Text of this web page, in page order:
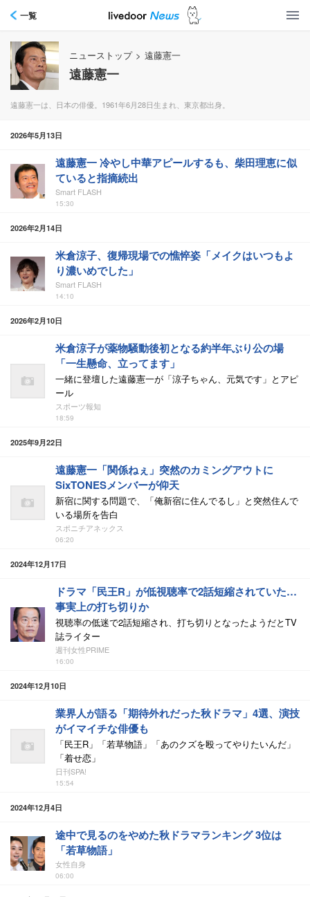
一覧
ニューストップ > 遠藤憲一
遠藤憲一
遠藤憲一は、日本の俳優。1961年6月28日生まれ、東京都出身。
2026年5月13日
遠藤憲一 冷やし中華アピールするも、柴田理恵に似
ていると指摘続出
Smart FLASH
15:30
2026年2月14日
米倉涼子、復帰現場での憔悴姿「メイクはいつもよ
り濃いめでした」
Smart FLASH
14:10
2026年2月10日
米倉涼子が薬物騒動後初となる約半年ぶり公の場
「一生懸命、立ってます」
一緒に登壇した遠藤憲一が「涼子ちゃん、元気です」とアピ
ール
スポーツ報知
18:59
2025年9月22日
遠藤憲一「関係ねぇ」突然のカミングアウトに
SixTONESメンバーが仰天
新宿に関する問題で、「俺新宿に住んでるし」と突然住んで
いる場所を告白
スポニチアネックス
06:20
2024年12月17日
ドラマ「民王R」が低視聴率で2話短縮されていた…
事実上の打ち切りか
視聴率の低迷で2話短縮され、打ち切りとなったようだとTV
誌ライター
週刊女性PRIME
16:00
2024年12月10日
業界人が語る「期待外れだった秋ドラマ」4選、演技
がイマイチな俳優も
「民王R」「若草物語」「あのクズを殴ってやりたいんだ」
「着せ恋」
日刊SPA!
15:54
2024年12月4日
途中で見るのをやめた秋ドラマランキング 3位は
「若草物語」
女性自身
06:00